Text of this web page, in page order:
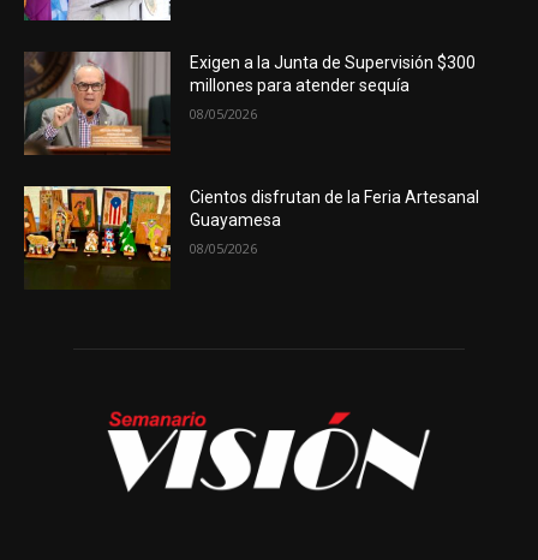
Exigen a la Junta de Supervisión $300
millones para atender sequía
08/05/2026
Cientos disfrutan de la Feria Artesanal
Guayamesa
08/05/2026